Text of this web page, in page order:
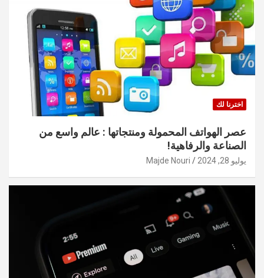
اخترنا لك
عصر الهواتف المحمولة ومنتجاتها : عالم واسع من
الصناعة والرفاهية!
يوليو 28, 2024 Majde Nouri